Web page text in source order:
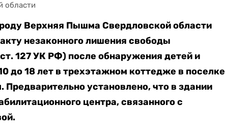
области
Верхняя Пышма Свердловской области
незаконного лишения свободы
127 УК РФ) после обнаружения детей и
до 18 лет в трехэтажном коттедже в поселке
Предварительно установлено, что в здании
центра, связанного с